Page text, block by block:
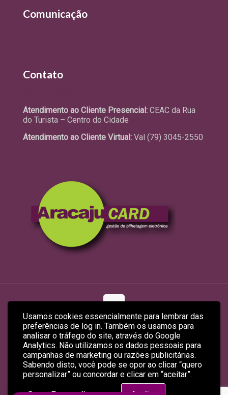
Usamos cookies essencialmente para lembrar das
preferências de log in. Também os usamos para
analisar o tráfego do site, através do Google
Analytics. Não utilizamos os dados pessoais para
campanhas de marketing ou razões publicitárias.
Sabendo disto, você pode se opor ao clicar “quero
personalizar” ou concordar e clicar em “aceitar”.
Comunicação
Contato
Atendimento ao Cliente Presencial: CEAC da Rua
do Turista – Centro do Cidade
Atendimento ao Cliente Virtual: Val (79) 3045-2550
© 2026 ARACAJUCARD LTDA
Site Produzido porEmpreendex.com&Baruk Soft